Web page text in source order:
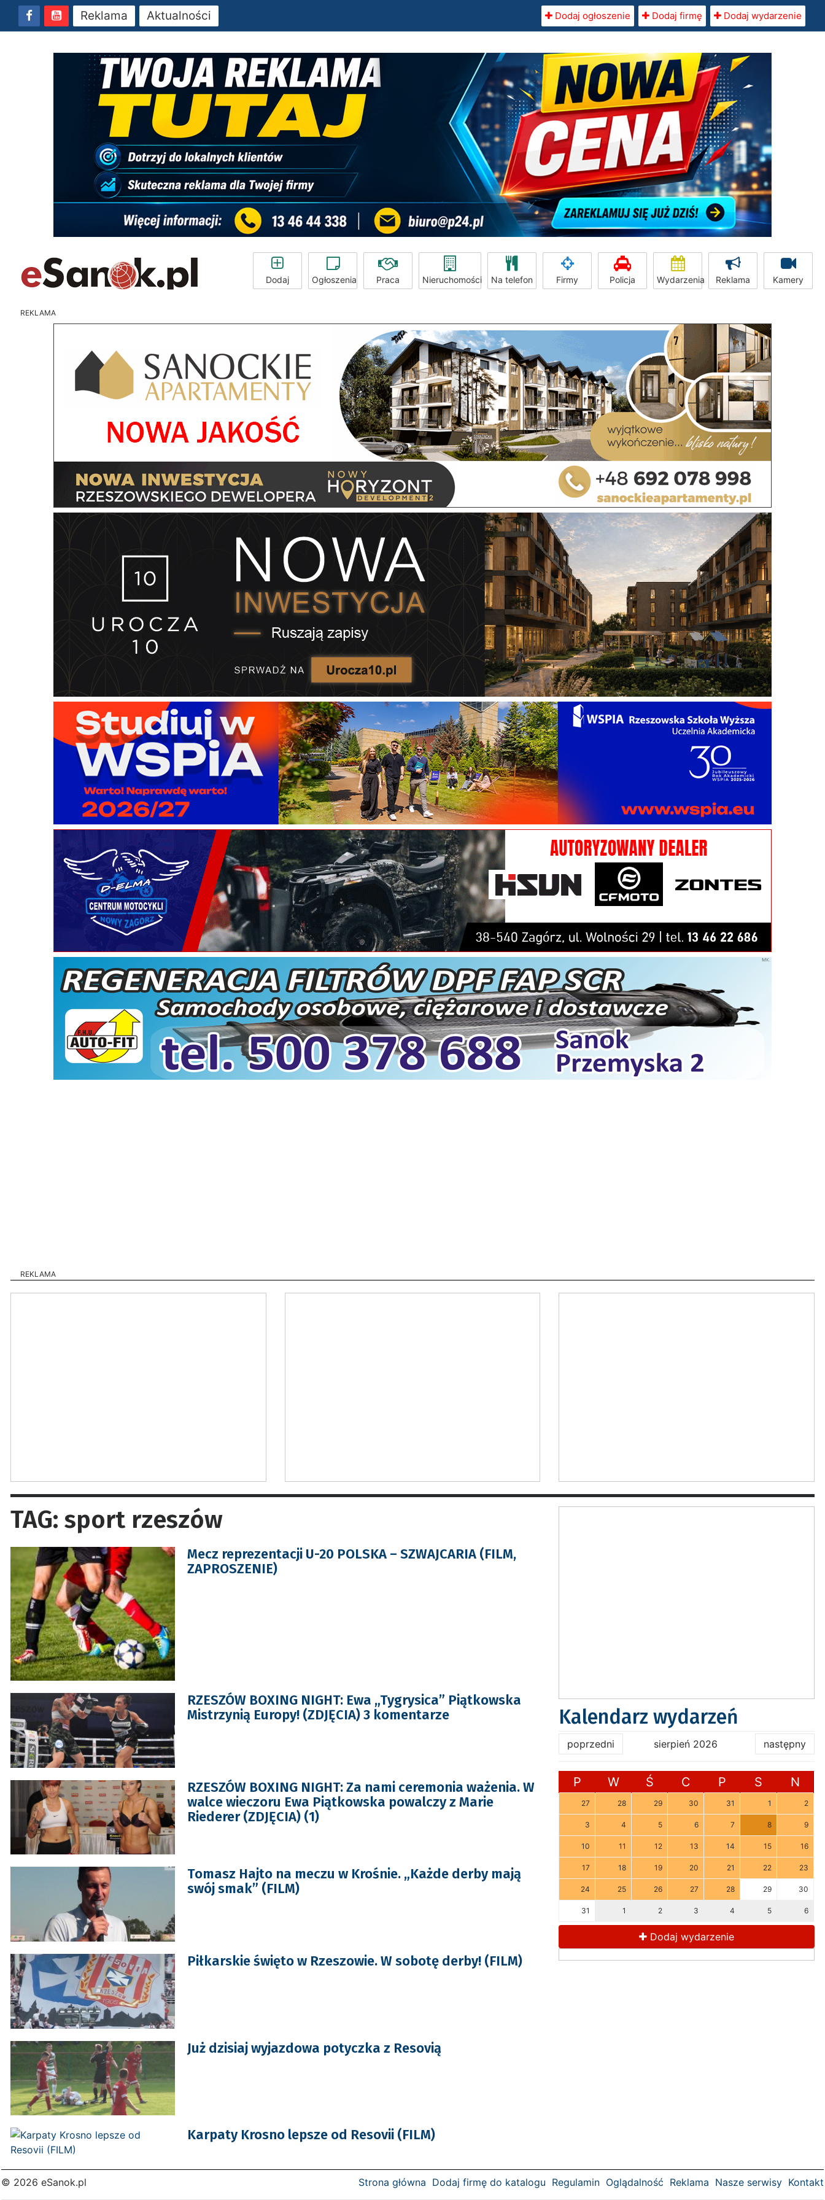
Reklama Aktualności Dodaj ogłoszenie Dodaj firmę Dodaj wydarzenie
Dodaj Ogłoszenia Praca Nieruchomości Na telefon Firmy Policja Wydarzenia Reklama Kamery
REKLAMA
REKLAMA
TAG: sport rzeszów
Mecz reprezentacji U-20 POLSKA – SZWAJCARIA (FILM,
ZAPROSZENIE)
RZESZÓW BOXING NIGHT: Ewa „Tygrysica” Piątkowska
Mistrzynią Europy! (ZDJĘCIA) 3 komentarze
RZESZÓW BOXING NIGHT: Za nami ceremonia ważenia. W
walce wieczoru Ewa Piątkowska powalczy z Marie
Riederer (ZDJĘCIA) (1)
Tomasz Hajto na meczu w Krośnie. „Każde derby mają
swój smak” (FILM)
Piłkarskie święto w Rzeszowie. W sobotę derby! (FILM)
Już dzisiaj wyjazdowa potyczka z Resovią
Karpaty Krosno lepsze od Resovii (FILM)
Kalendarz wydarzeń
poprzedni sierpień 2026 następny
P W Ś C P S N
27 28 29 30 31 1 2
3 4 5 6 7 8 9
10 11 12 13 14 15 16
17 18 19 20 21 22 23
24 25 26 27 28 29 30
31 1 2 3 4 5 6
Dodaj wydarzenie
© 2026 eSanok.pl Strona główna Dodaj firmę do katalogu Regulamin Oglądalność Reklama Nasze serwisy Kontakt